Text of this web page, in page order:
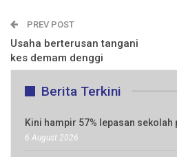
PREV POST
Usaha berterusan tangani
kes demam denggi
Berita Terkini
Kini hampir 57% lepasan sekolah
6 August 2026